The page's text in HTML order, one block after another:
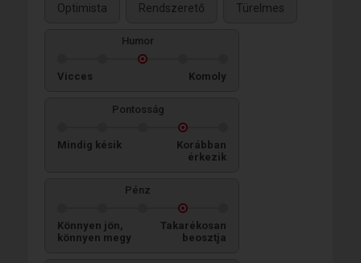
Optimista Rendszerető Türelmes
Humor
Vicces Komoly
Pontosság
Mindig késik
Korábban
érkezik
Pénz
Könnyen jön,
könnyen megy
Takarékosan
beosztja